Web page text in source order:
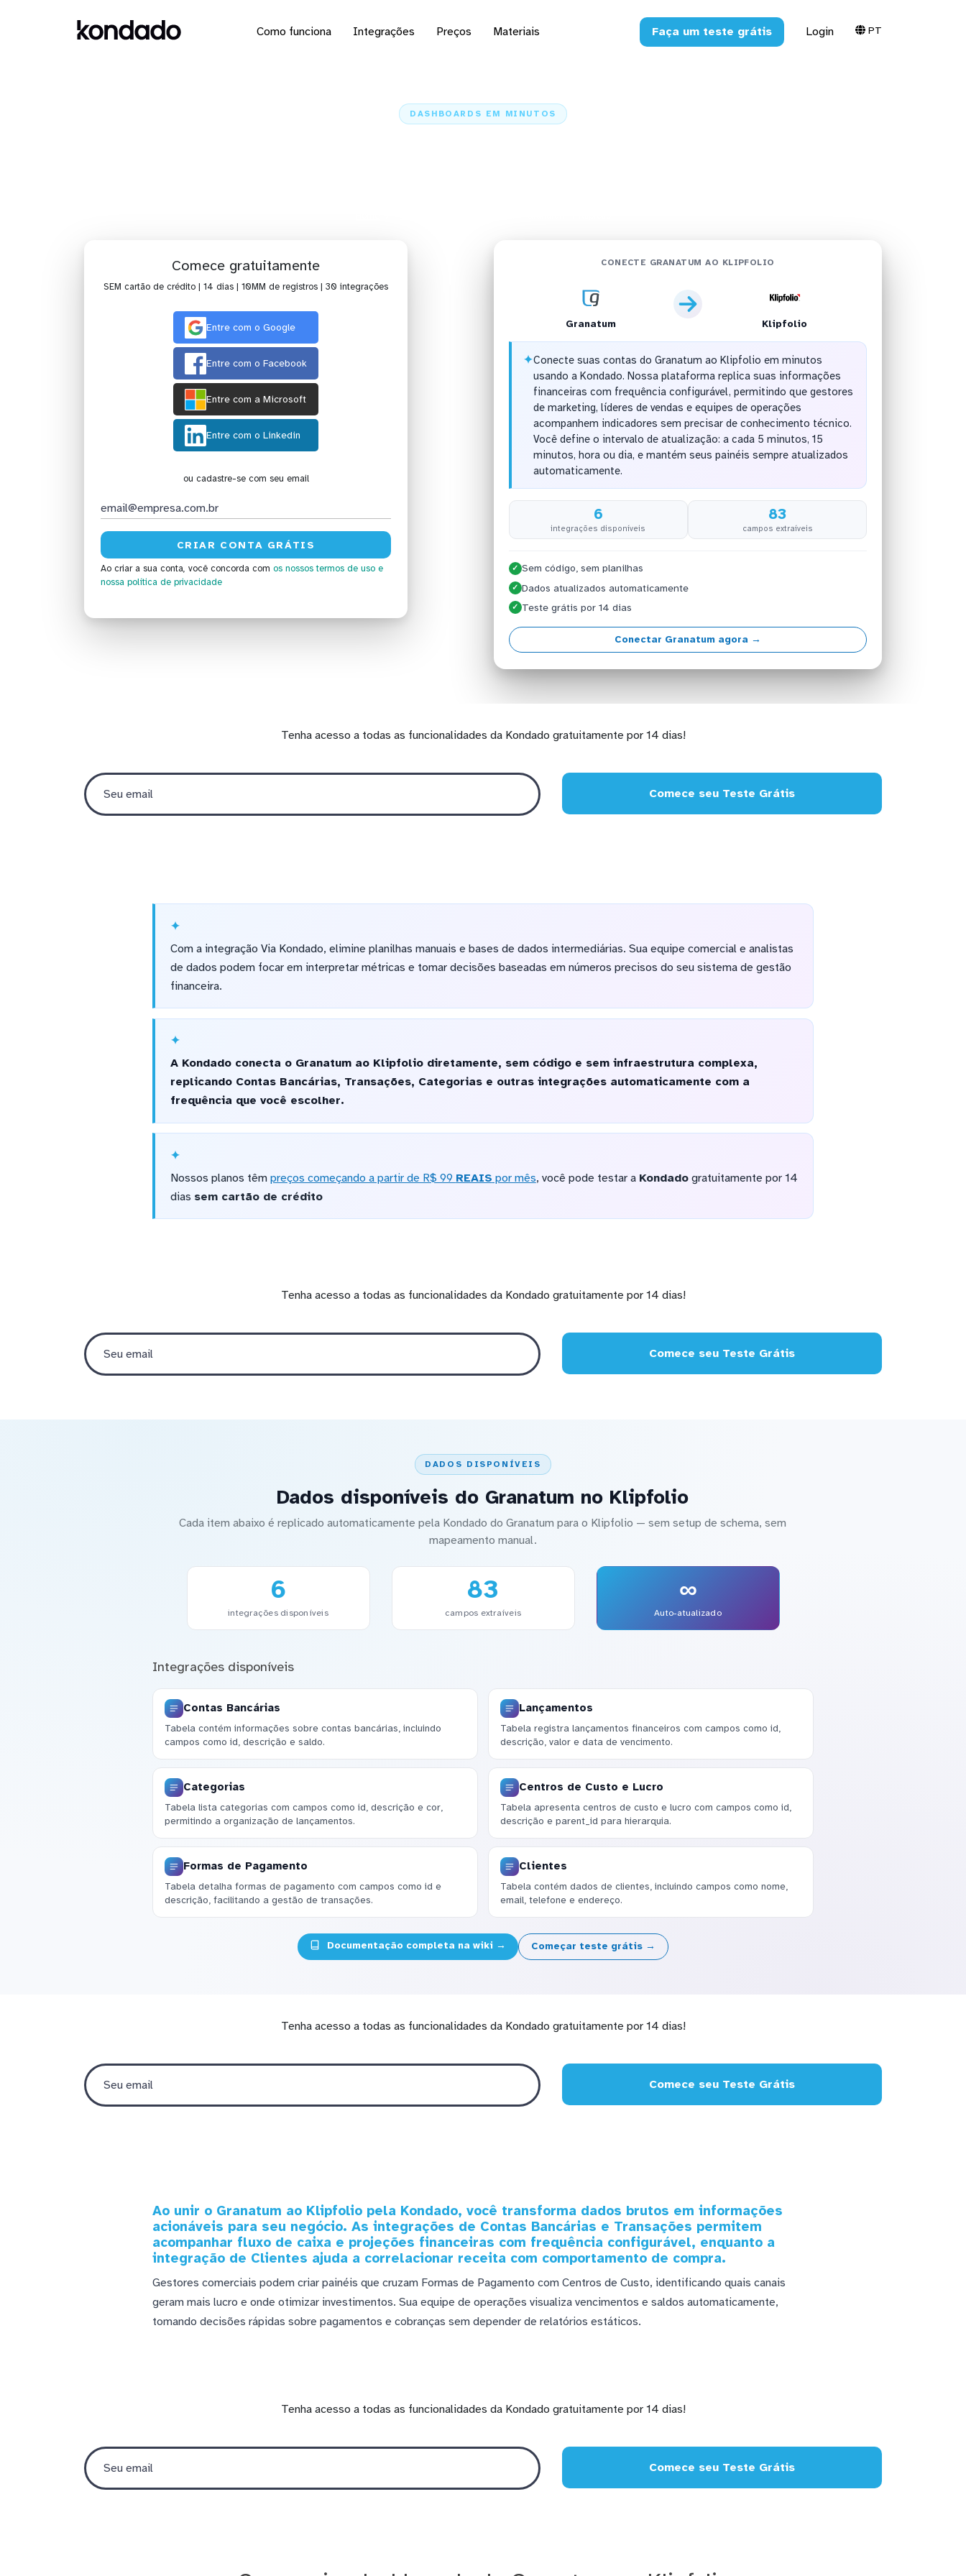
Como funciona Integrações Preços Materiais Faça um teste grátis Login PT
DASHBOARDS EM MINUTOS
Comece gratuitamente
SEM cartão de crédito | 14 dias | 10MM de registros | 30 integrações
Entre com o Google
Entre com o Facebook
Entre com a Microsoft
Entre com o Linkedin
ou cadastre-se com seu email
Ao criar a sua conta, você concorda com os nossos termos de uso e
nossa política de privacidade
CONECTE GRANATUM AO KLIPFOLIO
Granatum Klipfolio
✦Conecte suas contas do Granatum ao Klipfolio em minutos
usando a Kondado. Nossa plataforma replica suas informações
financeiras com frequência configurável, permitindo que gestores
de marketing, líderes de vendas e equipes de operações
acompanhem indicadores sem precisar de conhecimento técnico.
Você define o intervalo de atualização: a cada 5 minutos, 15
minutos, hora ou dia, e mantém seus painéis sempre atualizados
automaticamente.
6
integrações disponíveis
83
campos extraíveis
✓ Sem código, sem planilhas
✓ Dados atualizados automaticamente
✓ Teste grátis por 14 dias
Conectar Granatum agora →
Tenha acesso a todas as funcionalidades da Kondado gratuitamente por 14 dias!
Comece seu Teste Grátis
Com a integração Via Kondado, elimine planilhas manuais e bases de dados intermediárias. Sua equipe comercial e analistas
de dados podem focar em interpretar métricas e tomar decisões baseadas em números precisos do seu sistema de gestão
financeira.
A Kondado conecta o Granatum ao Klipfolio diretamente, sem código e sem infraestrutura complexa,
replicando Contas Bancárias, Transações, Categorias e outras integrações automaticamente com a
frequência que você escolher.
Nossos planos têm preços começando a partir de R$ 99 REAIS por mês, você pode testar a Kondadogratuitamente por 14
dias sem cartão de crédito
Tenha acesso a todas as funcionalidades da Kondado gratuitamente por 14 dias!
Comece seu Teste Grátis
DADOS DISPONÍVEIS
Dados disponíveis do Granatum no Klipfolio
Cada item abaixo é replicado automaticamente pela Kondado do Granatum para o Klipfolio — sem setup de schema, sem
mapeamento manual.
6
integrações disponíveis
83
campos extraíveis
∞
Auto-atualizado
Integrações disponíveis
Contas Bancárias
Tabela contém informações sobre contas bancárias, incluindo
campos como id, descrição e saldo.
Lançamentos
Tabela registra lançamentos financeiros com campos como id,
descrição, valor e data de vencimento.
Categorias
Tabela lista categorias com campos como id, descrição e cor,
permitindo a organização de lançamentos.
Centros de Custo e Lucro
Tabela apresenta centros de custo e lucro com campos como id,
descrição e parent_id para hierarquia.
Formas de Pagamento
Tabela detalha formas de pagamento com campos como id e
descrição, facilitando a gestão de transações.
Clientes
Tabela contém dados de clientes, incluindo campos como nome,
email, telefone e endereço.
Documentação completa na wiki → Começar teste grátis →
Tenha acesso a todas as funcionalidades da Kondado gratuitamente por 14 dias!
Comece seu Teste Grátis
Ao unir o Granatum ao Klipfolio pela Kondado, você transforma dados brutos em informações
acionáveis para seu negócio. As integrações de Contas Bancárias e Transações permitem
acompanhar fluxo de caixa e projeções financeiras com frequência configurável, enquanto a
integração de Clientes ajuda a correlacionar receita com comportamento de compra.
Gestores comerciais podem criar painéis que cruzam Formas de Pagamento com Centros de Custo, identificando quais canais
geram mais lucro e onde otimizar investimentos. Sua equipe de operações visualiza vencimentos e saldos automaticamente,
tomando decisões rápidas sobre pagamentos e cobranças sem depender de relatórios estáticos.
Tenha acesso a todas as funcionalidades da Kondado gratuitamente por 14 dias!
Comece seu Teste Grátis